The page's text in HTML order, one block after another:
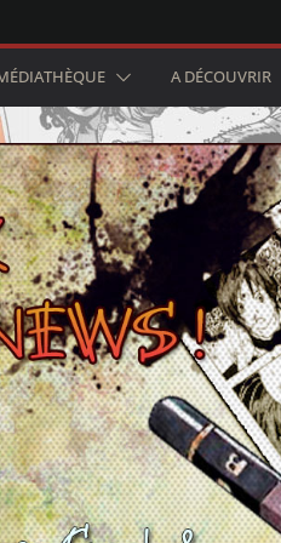
A DÉCOUVRIR